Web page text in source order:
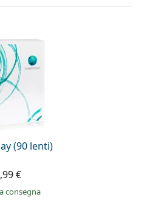
(90 lenti)
€
consegna